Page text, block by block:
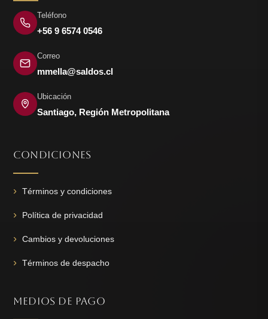
Teléfono
+56 9 6574 0546
Correo
mmella@saldos.cl
Ubicación
Santiago, Región Metropolitana
CONDICIONES
Términos y condiciones
Política de privacidad
Cambios y devoluciones
Términos de despacho
MEDIOS DE PAGO